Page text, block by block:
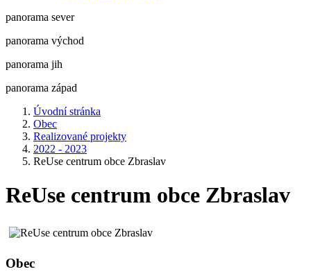
panorama sever
panorama východ
panorama jih
panorama západ
Úvodní stránka
Obec
Realizované projekty
2022 - 2023
ReUse centrum obce Zbraslav
ReUse centrum obce Zbraslav
Obec